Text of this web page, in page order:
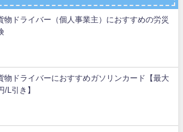
物ドライバー（個人事業主）におすすめの労災
物ドライバーにおすすめガソリンカード【最大
/L引き】